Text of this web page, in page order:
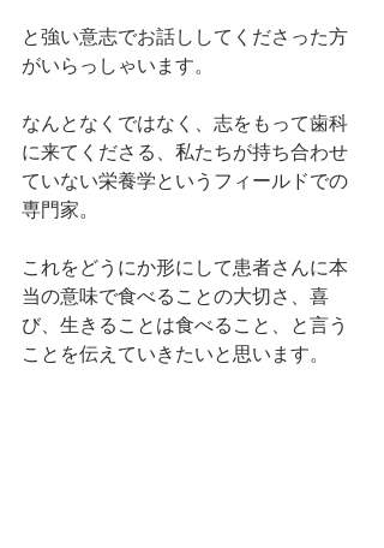
と強い意志でお話ししてくださった方
がいらっしゃいます。
なんとなくではなく、志をもって歯科
に来てくださる、私たちが持ち合わせ
ていない栄養学というフィールドでの
専門家。
これをどうにか形にして患者さんに本
当の意味で食べることの大切さ、喜
び、生きることは食べること、と言う
ことを伝えていきたいと思います。